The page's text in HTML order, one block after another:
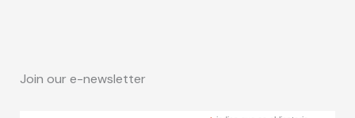
Join our e-newsletter